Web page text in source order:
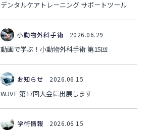
デンタルケアトレーニング サポートツール
小動物外科手術 2026.06.29
動画で学ぶ！小動物外科手術 第15回
お知らせ 2026.06.15
WJVF 第17回大会に出展します
学術情報 2026.06.15